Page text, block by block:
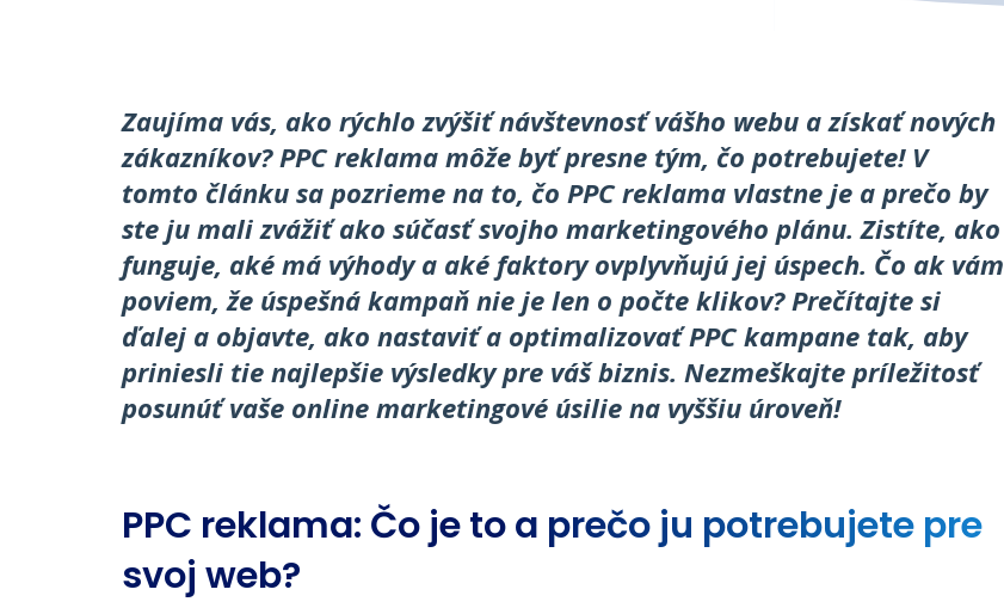
Zaujíma vás, ako rýchlo zvýšiť návštevnosť vášho webu a získať nových
zákazníkov? PPC reklama môže byť presne tým, čo potrebujete! V
tomto článku sa pozrieme na to, čo PPC reklama vlastne je a prečo by
ste ju mali zvážiť ako súčasť svojho marketingového plánu. Zistíte, ako
funguje, aké má výhody a aké faktory ovplyvňujú jej úspech. Čo ak vám
poviem, že úspešná kampaň nie je len o počte klikov? Prečítajte si
ďalej a objavte, ako nastaviť a optimalizovať PPC kampane tak, aby
priniesli tie najlepšie výsledky pre váš biznis. Nezmeškajte príležitosť
posunúť vaše online marketingové úsilie na vyššiu úroveň!
PPC reklama: Čo je to a prečo ju potrebujete pre
svoj web?